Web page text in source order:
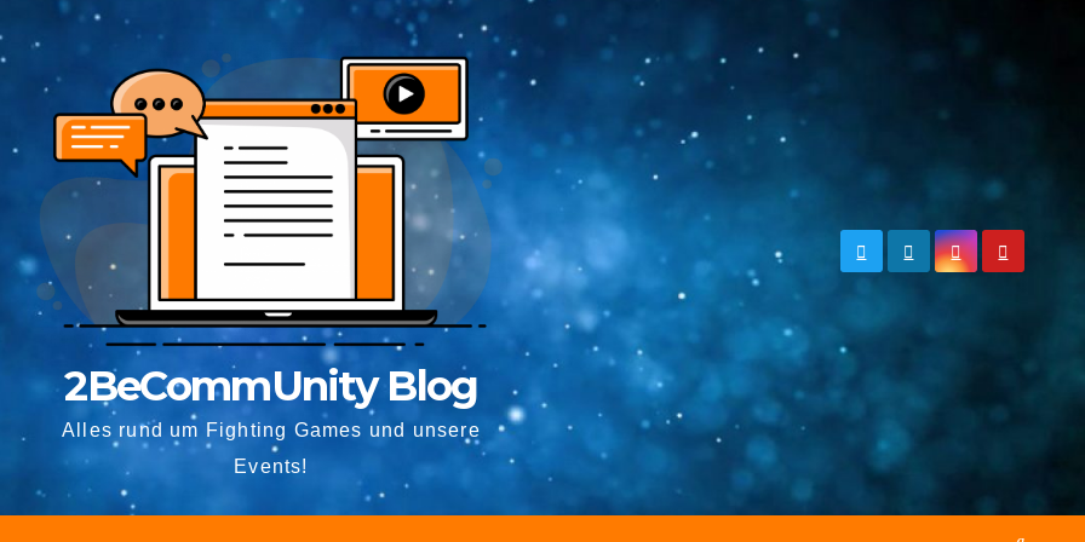
2BeCommUnity Blog
Alles rund um Fighting Games und unsere
Events!